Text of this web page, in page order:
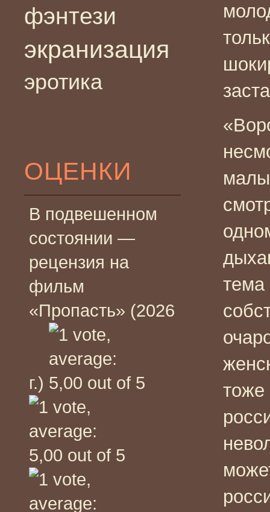
фэнтези
экранизация
эротика
ОЦЕНКИ
В подвешенном
состоянии —
рецензия на
фильм
«Пропасть» (2026
г.)
тема
тоже